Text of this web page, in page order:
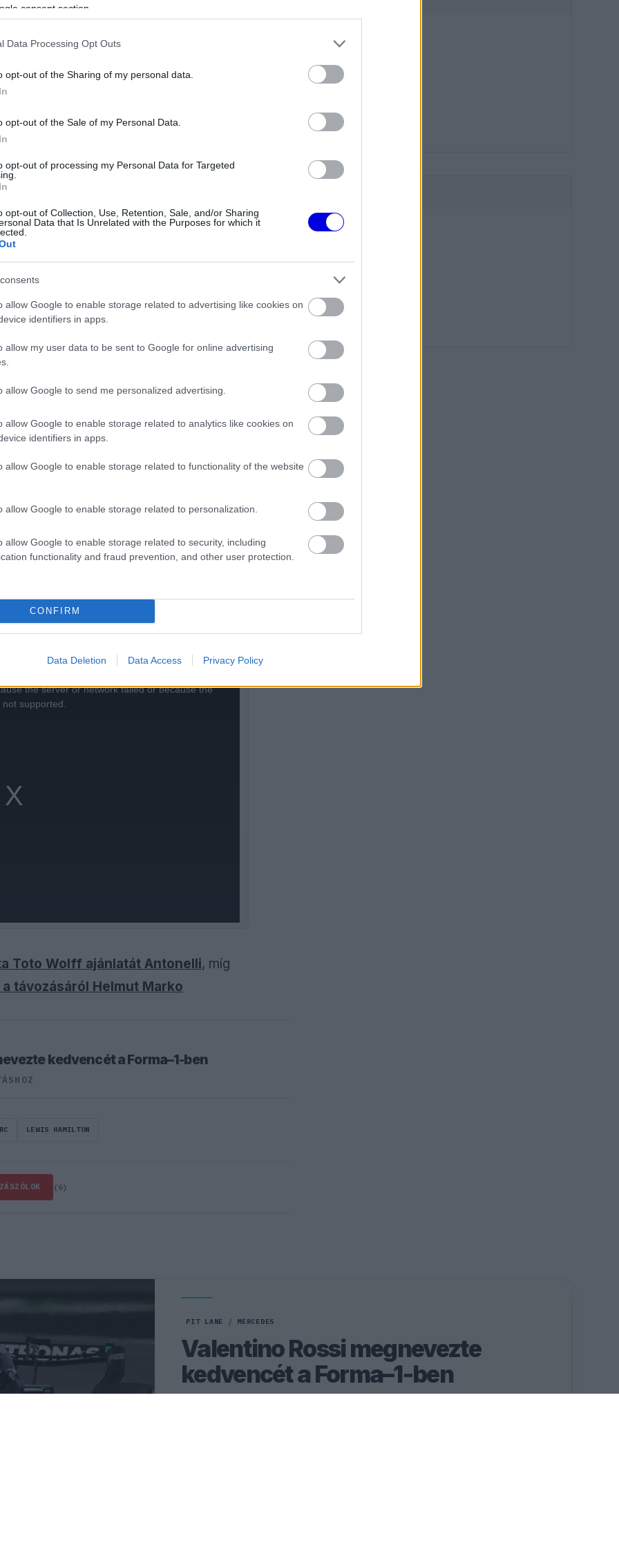
consent section.
Data Processing Opt Outs
opt-out of the Sharing of my personal data.
opt-out of the Sale of my Personal Data.
opt-out of processing my Personal Data for Targeted
opt-out of Collection, Use, Retention, Sale, and/or Sharing
Data that Is Unrelated with the Purposes for which it
allow Google to enable storage related to advertising like cookies on
identifiers in apps.
allow my user data to be sent to Google for online advertising
allow Google to send me personalized advertising.
allow Google to enable storage related to analytics like cookies on
identifiers in apps.
allow Google to enable storage related to functionality of the website
allow Google to enable storage related to personalization.
allow Google to enable storage related to security, including
functionality and fraud prevention, and other user protection.
CONFIRM
Data Deletion Data Access Privacy Policy
the server or network failed or because the
helyen áll a világbajnoki
hogy a
Helmut
FORMA-1
the server or network failed or because the
supported.
Toto Wolff ajánlatát Antonelli, míg
távozásáról Helmut Marko
kedvencét a Forma–1-ben
LEWIS HAMILTON
(6)
PIT LANE / MERCEDES
Valentino Rossi megnevezte
kedvencét a Forma–1-ben